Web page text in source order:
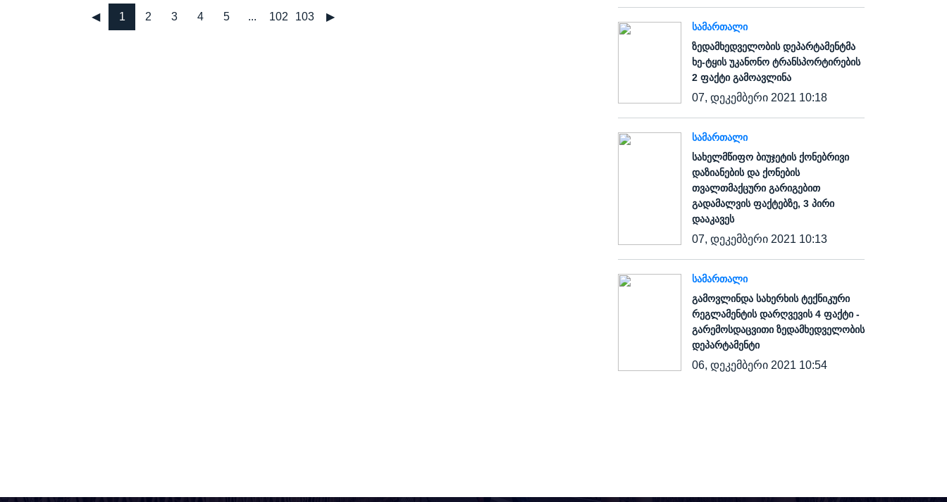
◀ 1 2 3 4 5 ... 102 103 ▶
ᲡᲐᲛᲐᲠᲗᲐᲚᲘ
ზედამხედველობის დეპარტამენტმა
ხე-ტყის უკანონო ტრანსპორტირების
2 ფაქტი გამოავლინა
07, დეკემბერი 2021 10:18
ᲡᲐᲛᲐᲠᲗᲐᲚᲘ
სახელმწიფო ბიუჯეტის ქონებრივი
დაზიანების და ქონების
თვალთმაქცური გარიგებით
გადამალვის ფაქტებზე, 3 პირი
დააკავეს
07, დეკემბერი 2021 10:13
ᲡᲐᲛᲐᲠᲗᲐᲚᲘ
გამოვლინდა სახერხის ტექნიკური
რეგლამენტის დარღვევის 4 ფაქტი -
გარემოსდაცვითი ზედამხედველობის
დეპარტამენტი
06, დეკემბერი 2021 10:54